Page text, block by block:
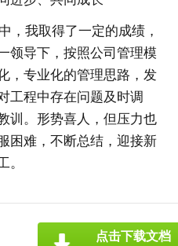
，我取得了一定的成绩，
领导下，按照公司管理模
，专业化的管理思路，发
工程中存在问题及时调
训。形势喜人，但压力也
困难，不断总结，迎接新
。
点击下载文档